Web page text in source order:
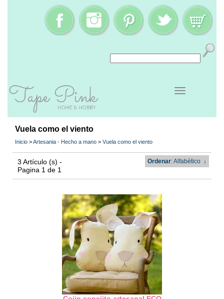
Vuela como el viento
Inicio >Artesania - Hecho a mano > Vuela como el viento
3 Artículo (s) -
Pagina 1 de 1
Ordenar: Alfabético↓